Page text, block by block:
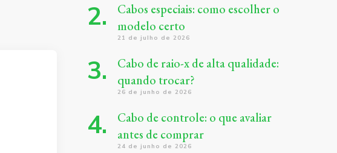
Cabos especiais: como escolher o
modelo certo
21 de julho de 2026
Cabo de raio-x de alta qualidade:
quando trocar?
26 de junho de 2026
Cabo de controle: o que avaliar
antes de comprar
24 de junho de 2026